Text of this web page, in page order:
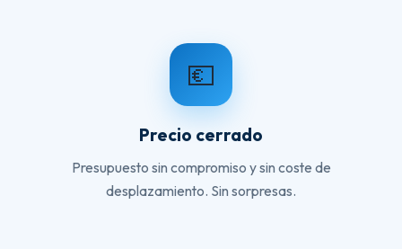
💶
Precio cerrado
Presupuesto sin compromiso y sin coste de
desplazamiento. Sin sorpresas.